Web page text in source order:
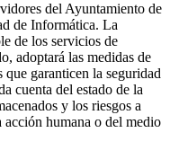
del Ayuntamiento de
de Informática. La
de los servicios de
adoptará las medidas de
garanticen la seguridad
cuenta del estado de la
y los riesgos a
acción humana o del medio